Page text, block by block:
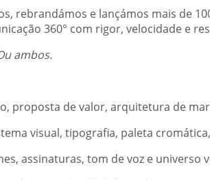
rebrandámos e lançámos mais de
360° com rigor, velocidade e
ambos.
proposta de valor, arquitetura de
visual, tipografia, paleta
assinaturas, tom de voz e universo